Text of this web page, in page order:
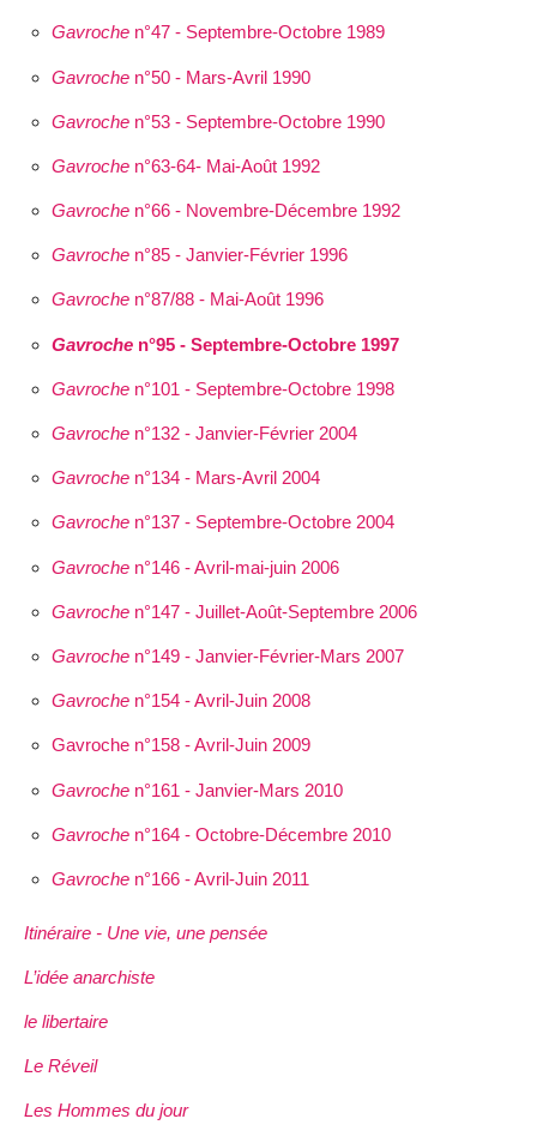
Gavrochen°47 - Septembre-Octobre 1989
Gavrochen°50 - Mars-Avril 1990
Gavrochen°53 - Septembre-Octobre 1990
Gavrochen°63-64- Mai-Août 1992
Gavrochen°66 - Novembre-Décembre 1992
Gavrochen°85 - Janvier-Février 1996
Gavrochen°87/88 - Mai-Août 1996
Gavrochen°95 - Septembre-Octobre 1997
Gavrochen°101 - Septembre-Octobre 1998
Gavrochen°132 - Janvier-Février 2004
Gavrochen°134 - Mars-Avril 2004
Gavrochen°137 - Septembre-Octobre 2004
Gavrochen°146 - Avril-mai-juin 2006
Gavrochen°147 - Juillet-Août-Septembre 2006
Gavrochen°149 - Janvier-Février-Mars 2007
Gavrochen°154 - Avril-Juin 2008
Gavroche n°158 - Avril-Juin 2009
Gavrochen°161 - Janvier-Mars 2010
Gavrochen°164 - Octobre-Décembre 2010
Gavrochen°166 - Avril-Juin 2011
Itinéraire - Une vie, une pensée
L’idée anarchiste
le libertaire
Le Réveil
Les Hommes du jour